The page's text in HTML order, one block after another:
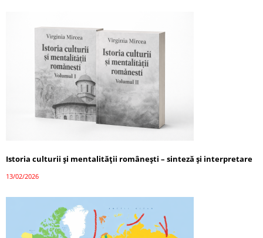
Istoria culturii și mentalității românești – sinteză și interpretare
13/02/2026